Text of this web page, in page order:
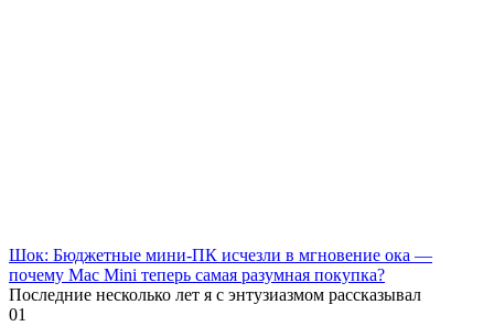
Шок: Бюджетные мини-ПК исчезли в мгновение ока —
почему Mac Mini теперь самая разумная покупка?
Последние несколько лет я с энтузиазмом рассказывал
01